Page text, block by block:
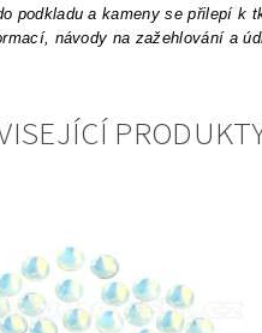
podkladu a kameny se přilepí k
návody na zažehlování a